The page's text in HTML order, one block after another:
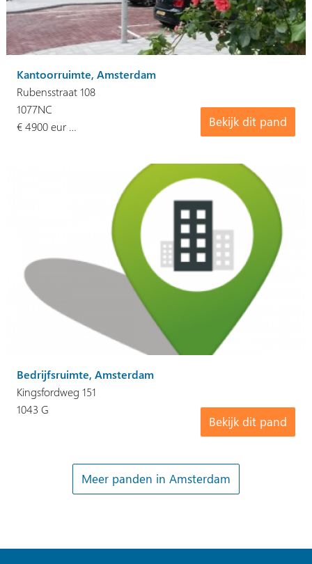
Kantoorruimte, Amsterdam
Rubensstraat 108
Bekijk dit pand
1077NC
€ 4900 eur …
Bedrijfsruimte, Amsterdam
Kingsfordweg 151
Bekijk dit pand
1043 G
Meer panden in Amsterdam